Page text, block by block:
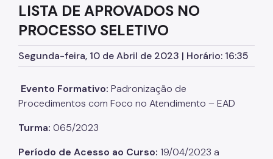
Dúvidas Frequentes
Formações da EMASP
Formações Oferecidas
Como se Inscrever
Listas de Seleção
Educadores
LISTA DE APROVADOS NO
PROCESSO SELETIVO
Segunda-feira, 10 de Abril de 2023 | Horário: 16:35
Evento Formativo: Padronização de
Procedimentos com Foco no Atendimento – EAD
Turma: 065/2023
Período de Acesso ao Curso: 19/04/2023 a